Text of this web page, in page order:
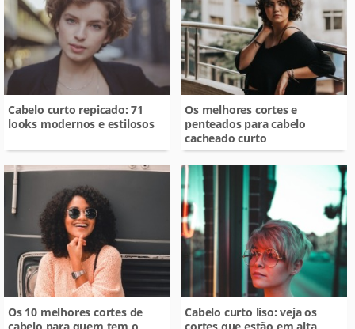
Cabelo curto repicado: 71
looks modernos e estilosos
Os melhores cortes e
penteados para cabelo
cacheado curto
Os 10 melhores cortes de
Cabelo curto liso: veja os